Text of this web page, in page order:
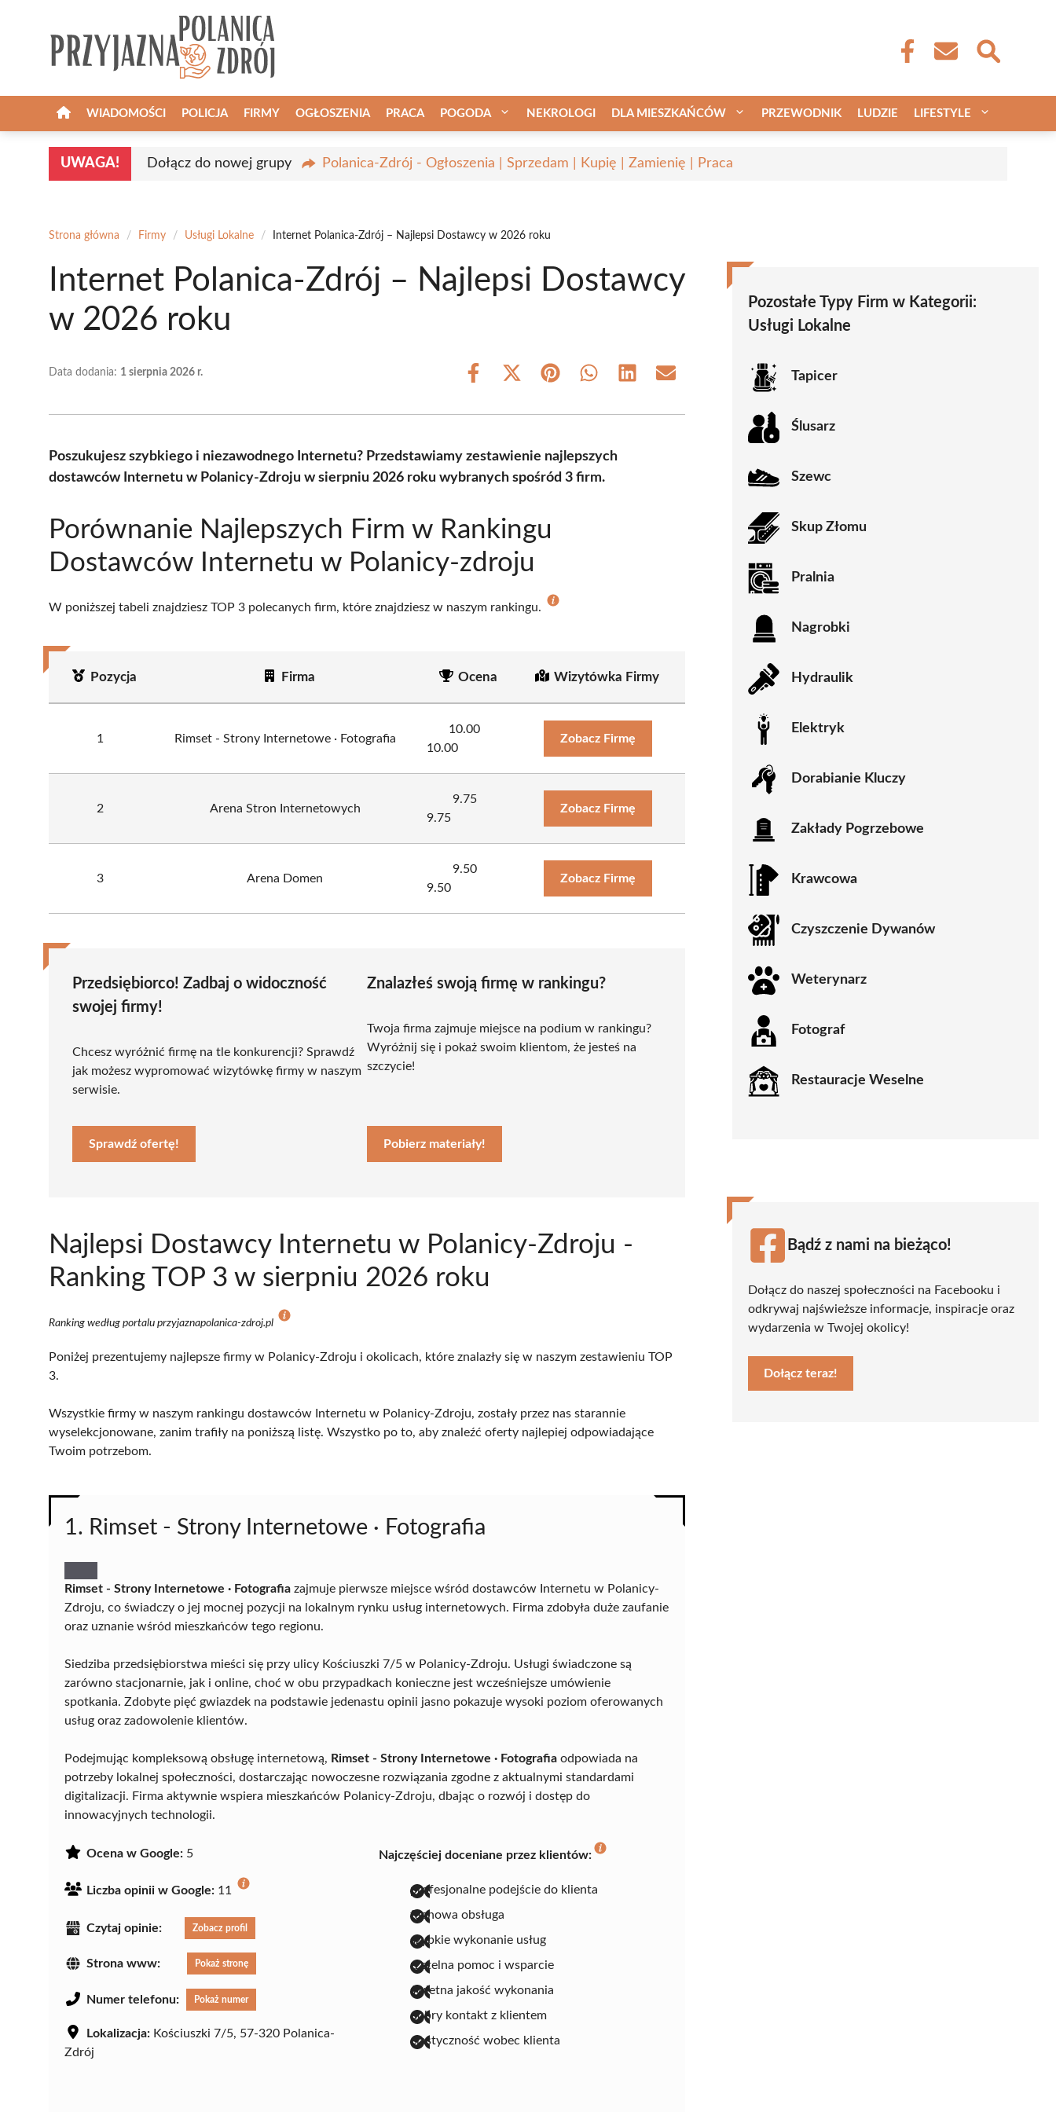
WIADOMOŚCI POLICJA FIRMY OGŁOSZENIA PRACA POGODA NEKROLOGI DLA MIESZKAŃCÓW PRZEWODNIK LUDZIE LIFESTYLE
UWAGA! Dołącz do nowej grupy Polanica-Zdrój - Ogłoszenia | Sprzedam | Kupię | Zamienię | Praca
Strona główna / Firmy / Usługi Lokalne / Internet Polanica-Zdrój – Najlepsi Dostawcy w 2026 roku
Internet Polanica-Zdrój – Najlepsi Dostawcy
w 2026 roku
Data dodania: 1 sierpnia 2026 r.
Share
Share
(Twitter)
Share Share Share Share
Poszukujesz szybkiego i niezawodnego Internetu? Przedstawiamy zestawienie najlepszych
dostawców Internetu w Polanicy-Zdroju w sierpniu 2026 roku wybranych spośród 3 firm.
Porównanie Najlepszych Firm w Rankingu
Dostawców Internetu w Polanicy-zdroju
W poniższej tabeli znajdziesz TOP 3 polecanych firm, które znajdziesz w naszym rankingu.
Pozycja Firma Ocena Wizytówka Firmy
1 Rimset - Strony Internetowe · Fotografia
10.00
10.00
Zobacz Firmę
2 Arena Stron Internetowych
9.75
9.75
Zobacz Firmę
3 Arena Domen
9.50
9.50
Zobacz Firmę
Przedsiębiorco! Zadbaj o widoczność
swojej firmy!
Chcesz wyróżnić firmę na tle konkurencji? Sprawdź
jak możesz wypromować wizytówkę firmy w naszym
serwisie.
Sprawdź ofertę!
Znalazłeś swoją firmę w rankingu?
Twoja firma zajmuje miejsce na podium w rankingu?
Wyróżnij się i pokaż swoim klientom, że jesteś na
szczycie!
Pobierz materiały!
Najlepsi Dostawcy Internetu w Polanicy-Zdroju -
Ranking TOP 3 w sierpniu 2026 roku
Ranking według portalu przyjaznapolanica-zdroj.pl
Poniżej prezentujemy najlepsze firmy w Polanicy-Zdroju i okolicach, które znalazły się w naszym zestawieniu TOP
3.
Wszystkie firmy w naszym rankingu dostawców Internetu w Polanicy-Zdroju, zostały przez nas starannie
wyselekcjonowane, zanim trafiły na poniższą listę. Wszystko po to, aby znaleźć oferty najlepiej odpowiadające
Twoim potrzebom.
1. Rimset - Strony Internetowe · Fotografia
Rimset - Strony Internetowe · Fotografia zajmuje pierwsze miejsce wśród dostawców Internetu w Polanicy-
Zdroju, co świadczy o jej mocnej pozycji na lokalnym rynku usług internetowych. Firma zdobyła duże zaufanie
oraz uznanie wśród mieszkańców tego regionu.
Siedziba przedsiębiorstwa mieści się przy ulicy Kościuszki 7/5 w Polanicy-Zdroju. Usługi świadczone są
zarówno stacjonarnie, jak i online, choć w obu przypadkach konieczne jest wcześniejsze umówienie
spotkania. Zdobyte pięć gwiazdek na podstawie jedenastu opinii jasno pokazuje wysoki poziom oferowanych
usług oraz zadowolenie klientów.
Podejmując kompleksową obsługę internetową, Rimset - Strony Internetowe · Fotografia odpowiada na
potrzeby lokalnej społeczności, dostarczając nowoczesne rozwiązania zgodne z aktualnymi standardami
digitalizacji. Firma aktywnie wspiera mieszkańców Polanicy-Zdroju, dbając o rozwój i dostęp do
innowacyjnych technologii.
Ocena w Google: 5
Liczba opinii w Google: 11
Czytaj opinie: Zobacz profil
Strona www: Pokaż stronę
Numer telefonu: Pokaż numer
Lokalizacja: Kościuszki 7/5, 57-320 Polanica-
Zdrój
Najczęściej doceniane przez klientów:
profesjonalne podejście do klienta
fachowa obsługa
szybkie wykonanie usług
rzetelna pomoc i wsparcie
świetna jakość wykonania
dobry kontakt z klientem
elastyczność wobec klienta
Pozostałe Typy Firm w Kategorii:
Usługi Lokalne
Tapicer
Ślusarz
Szewc
Skup Złomu
Pralnia
Nagrobki
Hydraulik
Elektryk
Dorabianie Kluczy
Zakłady Pogrzebowe
Krawcowa
Czyszczenie Dywanów
Weterynarz
Fotograf
Restauracje Weselne
Bądź z nami na bieżąco!
Dołącz do naszej społeczności na Facebooku i
odkrywaj najświeższe informacje, inspiracje oraz
wydarzenia w Twojej okolicy!
Dołącz teraz!